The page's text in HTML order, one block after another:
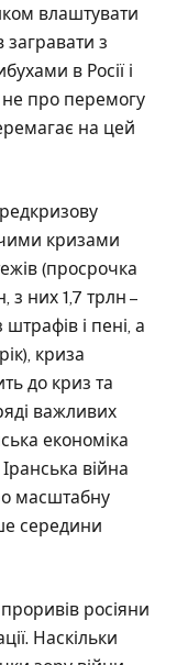
влаштувати
загравати з
в Росії і
про перемогу
на цей
кризами
(просрочка
них 1,7 трлн –
і пені, а
криза
до криз та
важливих
економіка
війна
масштабну
середини
росіяни
Наскільки